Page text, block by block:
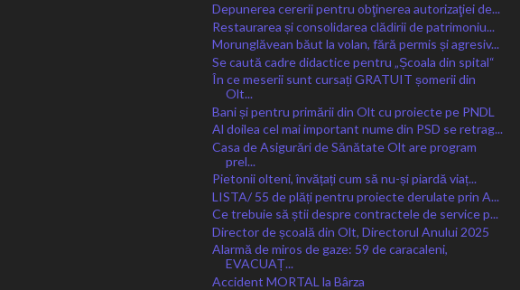
Depunerea cererii pentru obţinerea autorizaţiei de...
Restaurarea și consolidarea clădirii de patrimoniu...
Morunglăvean băut la volan, fără permis și agresiv...
Se caută cadre didactice pentru „Școala din spital“
În ce meserii sunt cursați GRATUIT șomerii din
Olt...
Bani și pentru primării din Olt cu proiecte pe PNDL
Al doilea cel mai important nume din PSD se retrag...
Casa de Asigurări de Sănătate Olt are program
prel...
Pietonii olteni, învățați cum să nu-și piardă viaț...
LISTA/ 55 de plăți pentru proiecte derulate prin A...
Ce trebuie să știi despre contractele de service p...
Director de școală din Olt, Directorul Anului 2025
Alarmă de miros de gaze: 59 de caracaleni,
EVACUAȚ...
Accident MORTAL la Bârza